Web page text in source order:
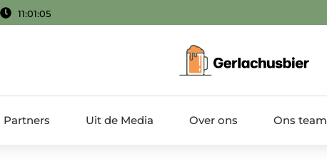
11:01:06
Partners Uit de Media Over ons Ons team